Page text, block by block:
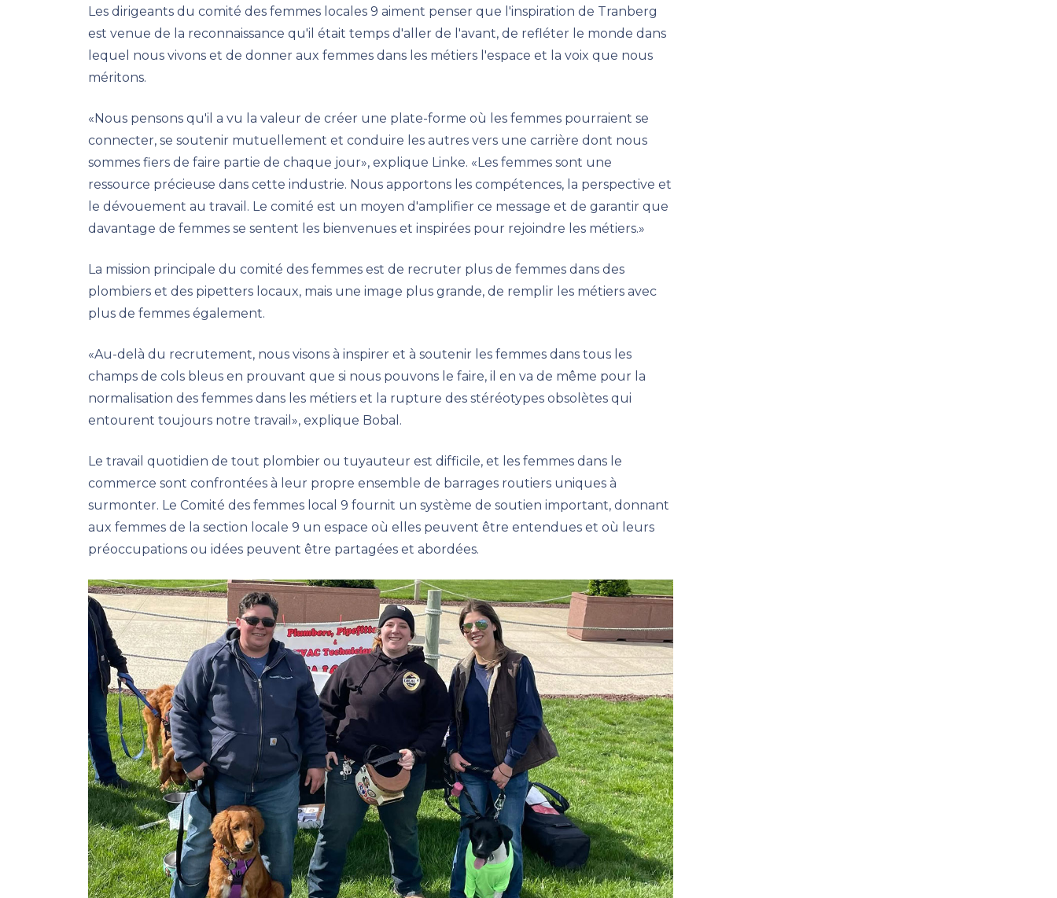
Les dirigeants du comité des femmes locales 9 aiment penser que l'inspiration de Tranberg
est venue de la reconnaissance qu'il était temps d'aller de l'avant, de refléter le monde dans
lequel nous vivons et de donner aux femmes dans les métiers l'espace et la voix que nous
méritons.
«Nous pensons qu'il a vu la valeur de créer une plate-forme où les femmes pourraient se
connecter, se soutenir mutuellement et conduire les autres vers une carrière dont nous
sommes fiers de faire partie de chaque jour», explique Linke. «Les femmes sont une
ressource précieuse dans cette industrie. Nous apportons les compétences, la perspective et
le dévouement au travail. Le comité est un moyen d'amplifier ce message et de garantir que
davantage de femmes se sentent les bienvenues et inspirées pour rejoindre les métiers.»
La mission principale du comité des femmes est de recruter plus de femmes dans des
plombiers et des pipetters locaux, mais une image plus grande, de remplir les métiers avec
plus de femmes également.
«Au-delà du recrutement, nous visons à inspirer et à soutenir les femmes dans tous les
champs de cols bleus en prouvant que si nous pouvons le faire, il en va de même pour la
normalisation des femmes dans les métiers et la rupture des stéréotypes obsolètes qui
entourent toujours notre travail», explique Bobal.
Le travail quotidien de tout plombier ou tuyauteur est difficile, et les femmes dans le
commerce sont confrontées à leur propre ensemble de barrages routiers uniques à
surmonter. Le Comité des femmes local 9 fournit un système de soutien important, donnant
aux femmes de la section locale 9 un espace où elles peuvent être entendues et où leurs
préoccupations ou idées peuvent être partagées et abordées.